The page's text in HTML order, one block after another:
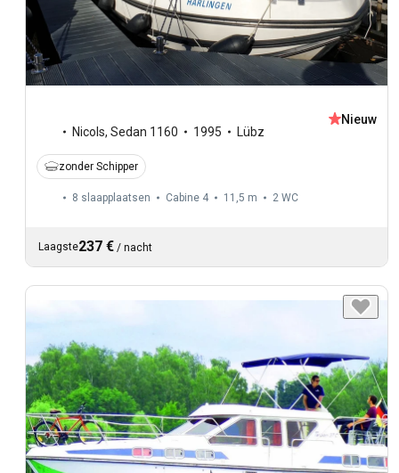
Nicols, Sedan 1160 1995 Lübz
Nieuw
zonder Schipper
8 slaapplaatsen Cabine 4 11,5 m 2 WC
Laagste237 € / nacht